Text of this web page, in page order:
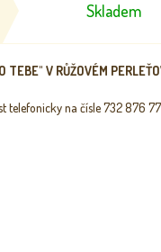
Skladem
TEBE" V RŮŽOVÉM
telefonicky na čísle 732 876